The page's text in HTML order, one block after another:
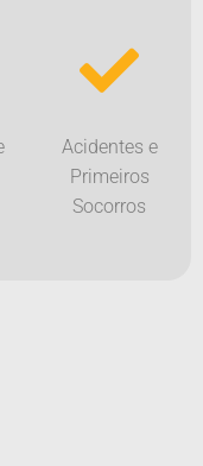
Acidentes e
Primeiros
Socorros